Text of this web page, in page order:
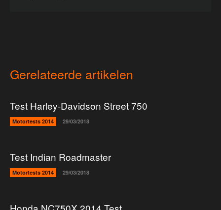
Gerelateerde artikelen
Test Harley-Davidson Street 750
Motortests 2014 29/03/2018
Test Indian Roadmaster
Motortests 2014 29/03/2018